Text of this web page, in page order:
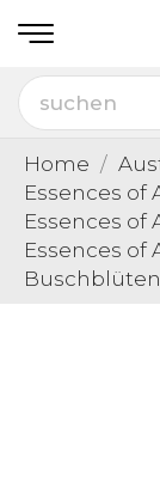
Home
Essences of
Essences of
Essences of
Buschblüten